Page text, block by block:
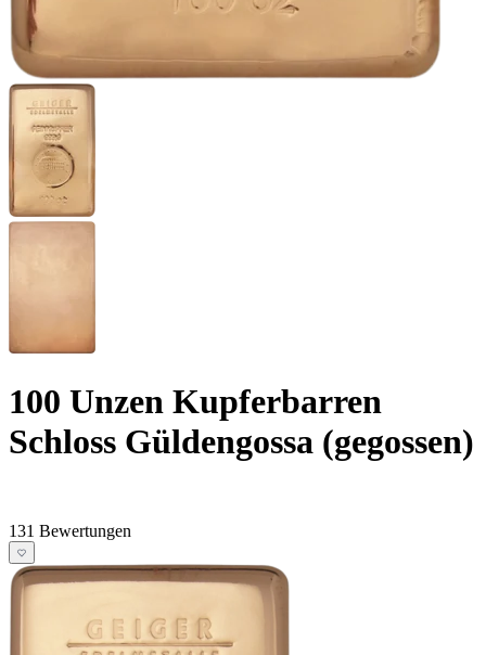
100 Unzen Kupferbarren
Schloss Güldengossa (gegossen)
131 Bewertungen